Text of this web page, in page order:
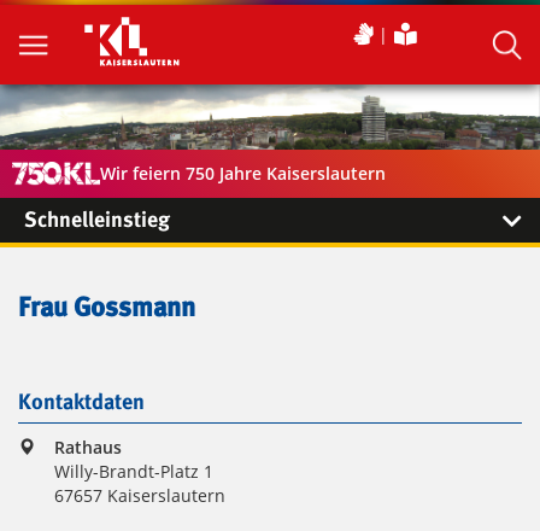
Wir feiern 750 Jahre Kaiserslautern
Schnelleinstieg
Frau Gossmann
Kontaktdaten
Rathaus
Willy-Brandt-Platz 1
67657 Kaiserslautern